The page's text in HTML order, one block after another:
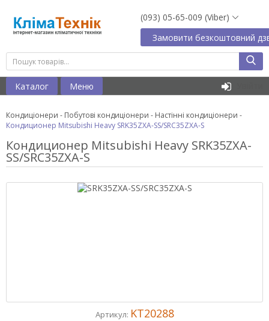
(093) 05-65-009 (Viber)
Замовити безкоштовний
Каталог Меню
Кондиціонери - Побутові кондиціонери - Настінні кондиціонери -
Кондиционер Mitsubishi Heavy SRK35ZXA-SS/SRC35ZXA-S
Кондиционер Mitsubishi Heavy SRK35ZXA-
SS/SRC35ZXA-S
Артикул: KT20288